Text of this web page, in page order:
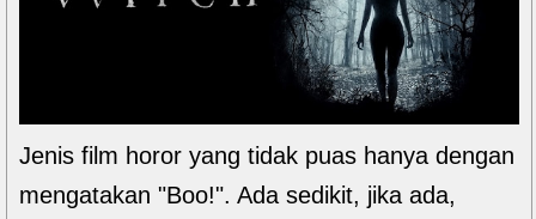
Jenis film horor yang tidak puas hanya dengan
mengatakan "Boo!". Ada sedikit, jika ada,